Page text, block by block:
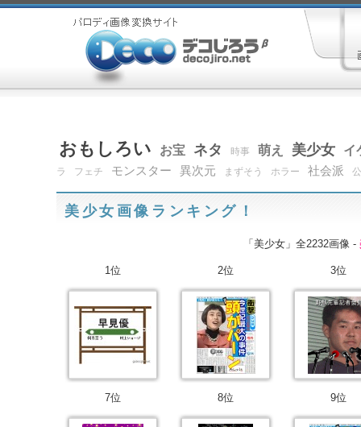
おもしろい お宝 ネタ 時事 萌え 美少女 イ
ラ フェチ モンスター 異次元 まずそう ホラー 社会派
美少女画像ランキング！
「美少女」全2232画像 -
1位 2位 3位
7位 8位 9位